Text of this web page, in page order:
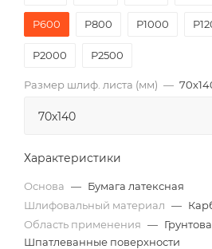
P600 P800 P1000
P2000 Р2500
Размер шлиф. листа (мм) —
Характеристики
Основа — Бумага латексная
Шлифовальный материал —
Область применения —
Шпатлеванные поверхности